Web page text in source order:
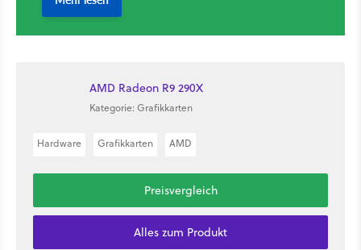
AMD Radeon R9 290X
Kategorie: Grafikkarten
Hardware Grafikkarten AMD
Preisvergleich
Alles zum Produkt